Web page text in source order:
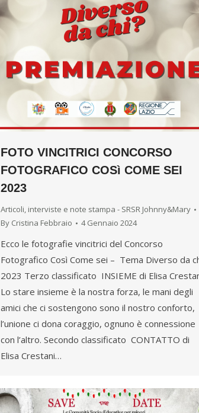
FOTO VINCITRICI CONCORSO
FOTOGRAFICO COSì COME SEI
2023
Articoli, interviste e note stampa - SRSR Johnny&Mary
By Cristina Febbraio 4 Gennaio 2024
Ecco le fotografie vincitrici del Concorso
Fotografico Così Come sei – Tema Diverso da
2023 Terzo classificato INSIEME di Elisa
Lo stare insieme è la nostra forza, le mani degli
amici che ci sostengono sono il nostro conforto,
l’unione ci dona coraggio, ognuno è connessione
con l’altro. Secondo classificato CONTATTO di
Elisa Crestani…